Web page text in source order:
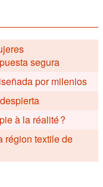
segura
por milenios
à la réalité ?
région textile de